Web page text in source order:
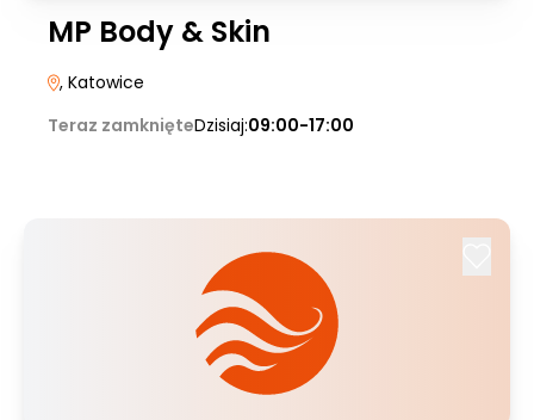
MP Body & Skin
, Katowice
Teraz zamknięteDzisiaj:09:00-17:00